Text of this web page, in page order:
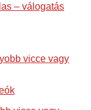
– válogatás